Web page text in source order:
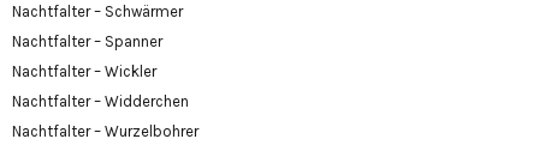
Nachtfalter – Schwärmer
Nachtfalter – Spanner
Nachtfalter – Wickler
Nachtfalter – Widderchen
Nachtfalter – Wurzelbohrer